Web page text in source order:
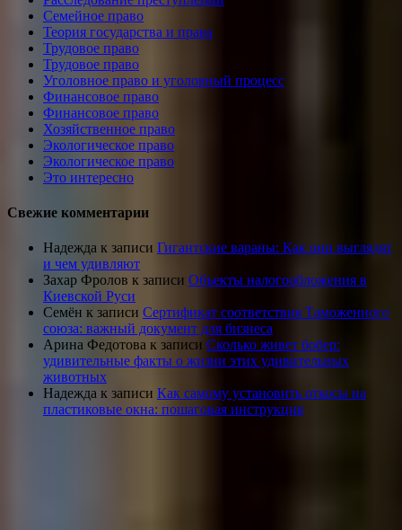
Семейное право
Теория государства и права
Трудовое право
Трудовое право
Уголовное право и уголовный процесс
Финансовое право
Финансовое право
Хозяйственное право
Экологическое право
Экологическое право
Это интересно
Свежие комментарии
Надежда к записи Гигантские вараны: Как они выглядят
и чем удивляют
Захар Фролов к записи Объекты налогообложения в
Киевской Руси
Семён к записи Сертификат соответствия Таможенного
союза: важный документ для бизнеса
Арина Федотова к записи Сколько живет бобер:
удивительные факты о жизни этих удивительных
животных
Надежда к записи Как самому установить откосы на
пластиковые окна: пошаговая инструкция